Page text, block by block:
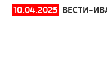
10.04.2025 ВЕСТИ-